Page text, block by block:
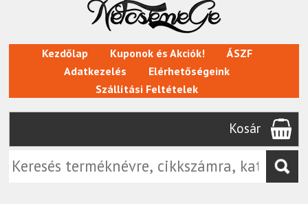
Kezdőlap Kuponok és Akciók!
ÁSZF
Adatkezelés
Elérhetőségeink
Szállítási Feltételek
Kosár